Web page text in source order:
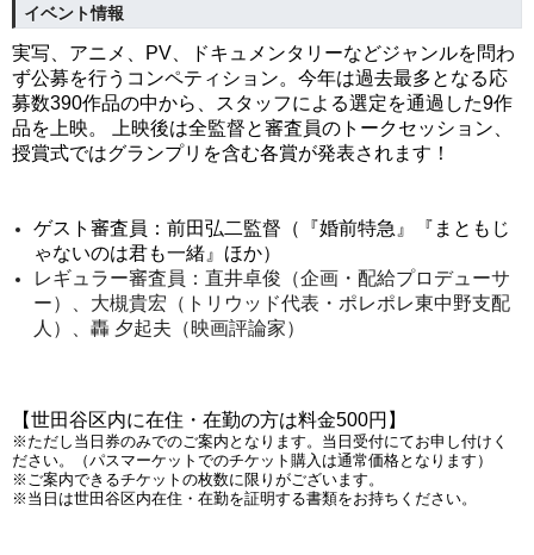
イベント情報
実写、アニメ、PV、ドキュメンタリーなどジャンルを問わ
ず公募を行うコンペティション。今年は過去最多となる応
募数390作品の中から、スタッフによる選定を通過した9作
品を上映。 上映後は全監督と審査員のトークセッション、
授賞式ではグランプリを含む各賞が発表されます！
ゲスト審査員： 前田弘二監督（『婚前特急』『 まともじ
ゃないのは君も一緒』ほか）
レギュラー審査員：直井卓俊（企画・配給プロデューサ
ー）、大槻貴宏（トリウッド代表・ポレポレ東中野支配
人）、 轟 夕起夫（映画評論家）
【世田谷区内に在住・在勤の方は料金500円】
※ただし当日券のみでのご案内となります。当日受付にてお申し付けく
ださい。（パスマーケットでのチケット購入は通常価格となります）
※ご案内できるチケットの枚数に限りがございます。
※当日は世田谷区内在住・在勤を証明する書類をお持ちください。